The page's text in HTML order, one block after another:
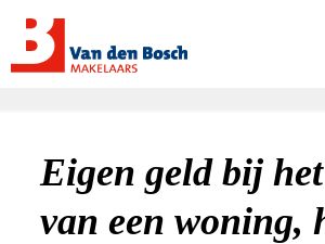
Eigen geld bij
van een woning,